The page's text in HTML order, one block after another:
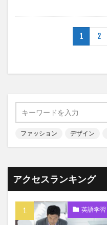
1 2
ファッション デザイン
アクセスランキング
英語学習